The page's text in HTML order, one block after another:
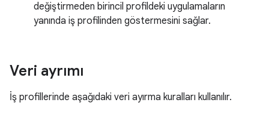
değiştirmeden birincil profildeki uygulamaların
yanında iş profilinden göstermesini sağlar.
Veri ayrımı
İş profillerinde aşağıdaki veri ayırma kuralları kullanılır.